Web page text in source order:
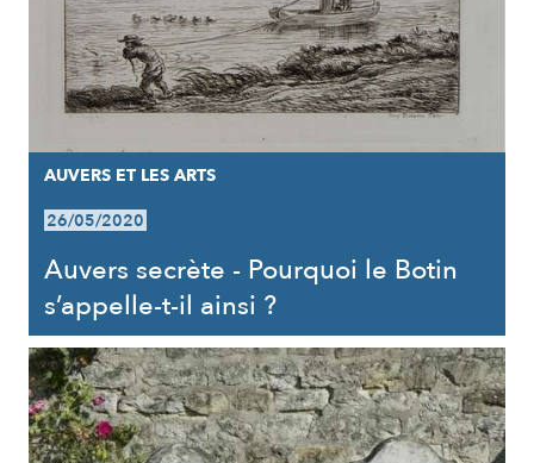
AUVERS ET LES ARTS
26/05/2020
Auvers secrète - Pourquoi le Botin
s’appelle-t-il ainsi ?